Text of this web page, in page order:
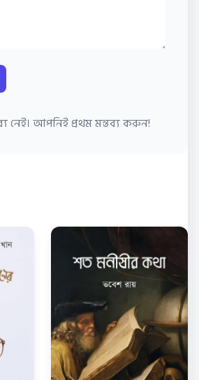
নেই। আপনিই প্রথম মন্তব্য করুন!